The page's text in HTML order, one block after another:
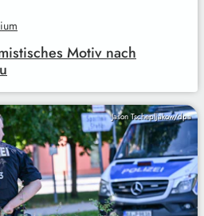
Motiv nach
Jason Tschepljakow/dpa